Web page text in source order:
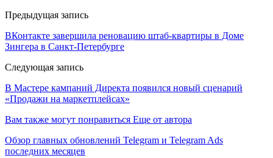
Предыдущая запись
ВКонтакте завершила реновацию штаб-квартиры в Доме
Зингера в Санкт-Петербурге
Следующая запись
В Мастере кампаний Директа появился новый сценарий
«Продажи на маркетплейсах»
Вам также могут понравиться Еще от автора
Обзор главных обновлений Telegram и Telegram Ads
последних месяцев